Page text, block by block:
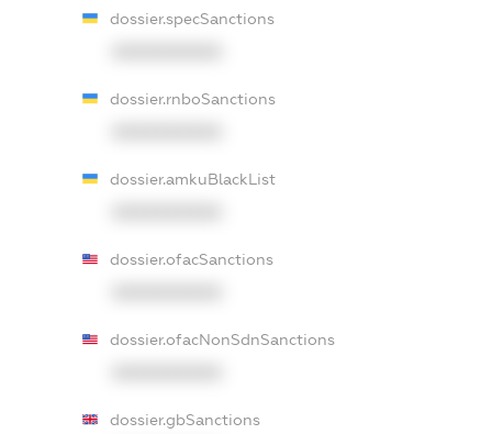
dossier.specSanctions
dossier.rnboSanctions
dossier.amkuBlackList
dossier.ofacSanctions
dossier.ofacNonSdnSanctions
dossier.gbSanctions